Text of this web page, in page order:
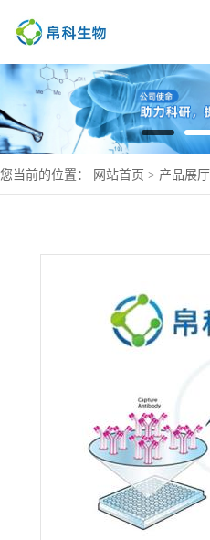
您当前的位置： 网站首页 > 产品展厅